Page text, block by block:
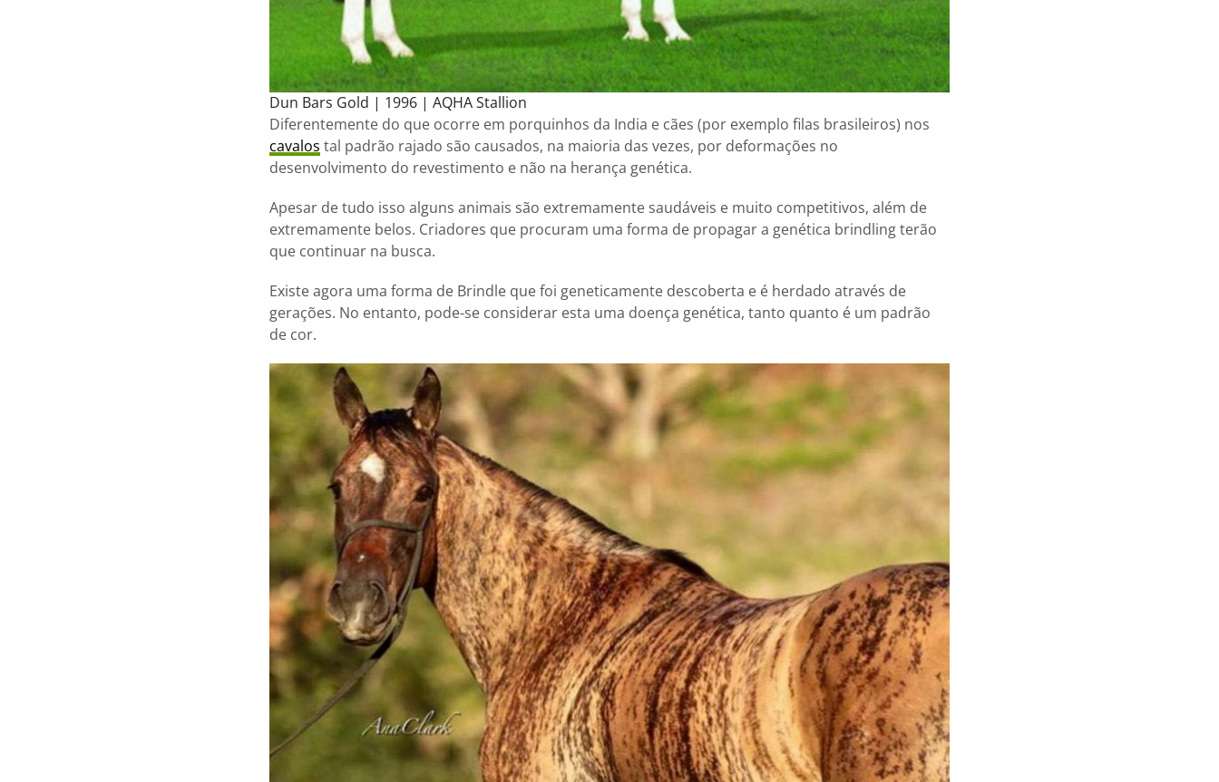
Dun Bars Gold | 1996 | AQHA Stallion
Diferentemente do que ocorre em porquinhos da India e cães (por exemplo filas brasileiros) nos
cavalos tal padrão rajado são causados, na maioria das vezes, por deformações no
desenvolvimento do revestimento e não na herança genética.
Apesar de tudo isso alguns animais são extremamente saudáveis e muito competitivos, além de
extremamente belos. Criadores que procuram uma forma de propagar a genética brindling terão
que continuar na busca.
Existe agora uma forma de Brindle que foi geneticamente descoberta e é herdado através de
gerações. No entanto, pode-se considerar esta uma doença genética, tanto quanto é um padrão
de cor.